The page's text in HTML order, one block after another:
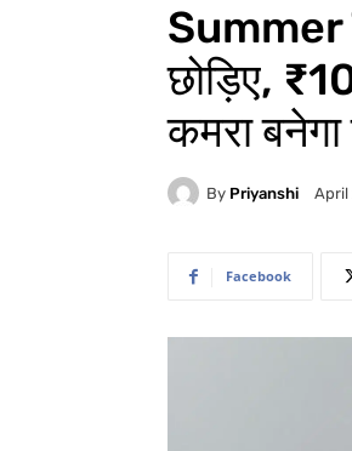
Summer
छोड़िए,
कमरा बनेगा
By Priyanshi April
Facebook